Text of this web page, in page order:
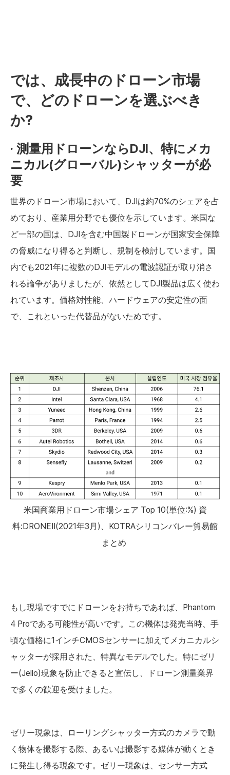
‍では、成長中のドローン市場
で、どのドローンを選ぶべき
か?
· 測量用ドローンならDJI、特にメカ
ニカル(グローバル)シャッターが必
要
世界のドローン市場において、DJIは約70%のシェアを占
めており、産業用分野でも優位を示しています。米国な
ど一部の国は、DJIを含む中国製ドローンが国家安全保障
の脅威になり得ると判断し、規制を検討しています。国
内でも2021年に複数のDJIモデルの電波認証が取り消さ
れる論争がありましたが、依然としてDJI製品は広く使わ
れています。価格対性能、ハードウェアの安定性の面
で、これといった代替品がないためです。
米国商業用ドローン市場シェア Top 10(単位:%) 資
料:DRONEII(2021年3月)、KOTRAシリコンバレー貿易館
まとめ
もし現場ですでにドローンをお持ちであれば、Phantom
4 Proである可能性が高いです。この機体は発売当時、手
頃な価格に1インチCMOSセンサーに加えてメカニカルシ
ャッターが採用された、特異なモデルでした。特にゼリ
ー(Jello)現象を防止できると宣伝し、ドローン測量業界
で多くの歓迎を受けました。
ゼリー現象は、ローリングシャッター方式のカメラで動
く物体を撮影する際、あるいは撮影する媒体が動くとき
に発生し得る現象です。ゼリー現象は、センサー方式